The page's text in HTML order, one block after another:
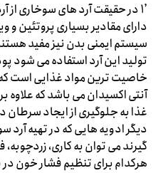
۱٫ در حقیقت آرد های سوخاری
دارای مقادیر بسیاری پروتئین و
تولید این آرد استفاده می‌ شود
خاصیت ترین مواد غذایی است
آنتی اکسیدان می ‌باشد که
دیگر ادویه هایی که در تهیه آرد
‌گیرند می ‌توان به کاری،
هرکدام برای تنظیم فشار خون